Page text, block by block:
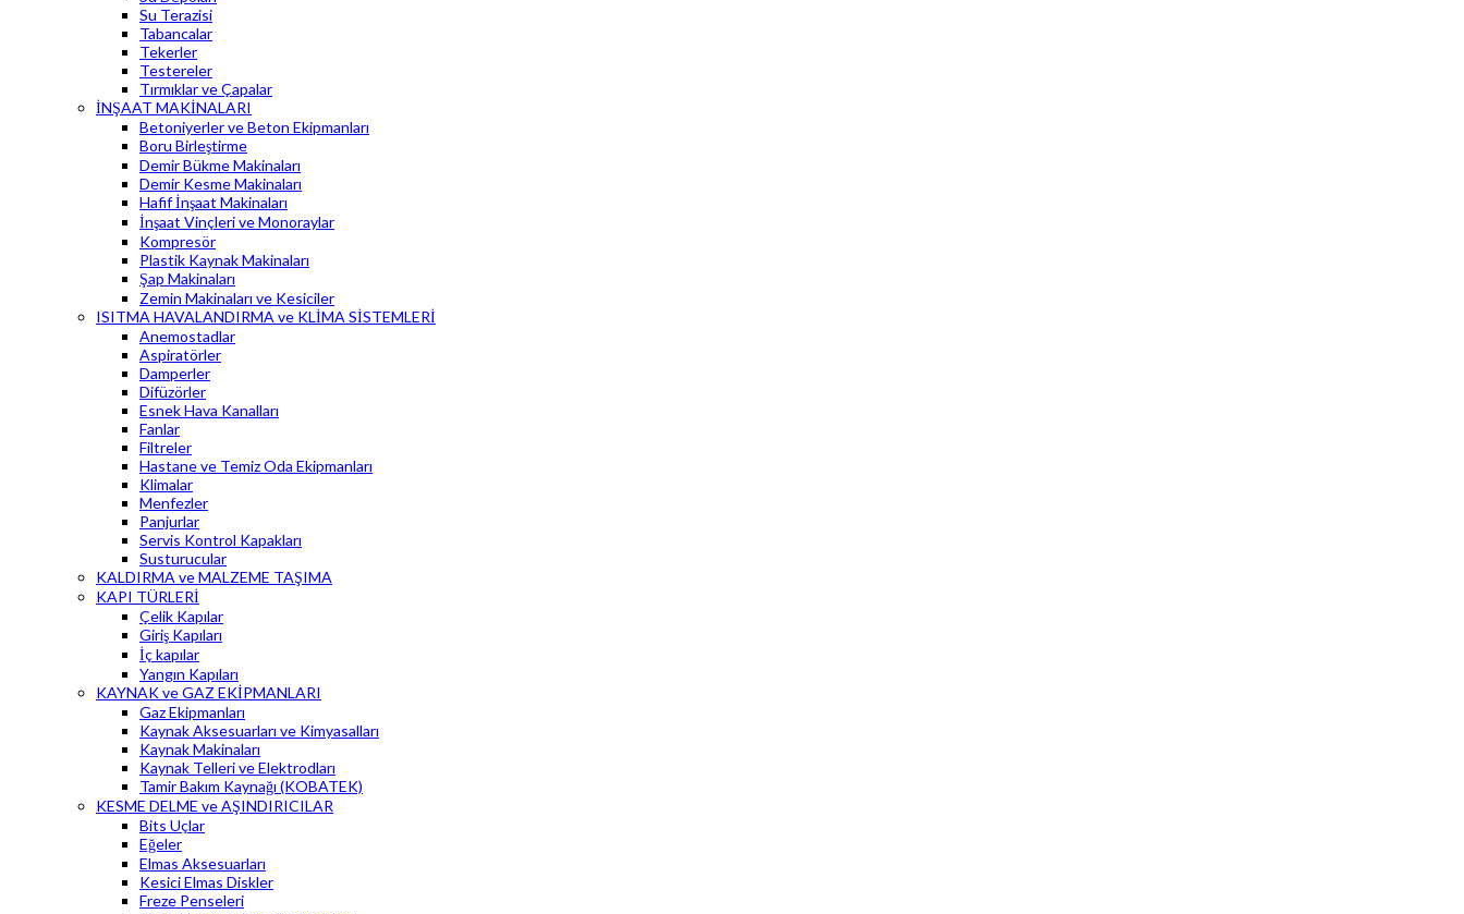
Su Terazisi
Tabancalar
Tekerler
Testereler
Tırmıklar ve Çapalar
İNŞAAT MAKİNALARI
Betoniyerler ve Beton Ekipmanları
Boru Birleştirme
Demir Bükme Makinaları
Demir Kesme Makinaları
Hafif İnşaat Makinaları
İnşaat Vinçleri ve Monoraylar
Kompresör
Plastik Kaynak Makinaları
Şap Makinaları
Zemin Makinaları ve Kesiciler
ISITMA HAVALANDIRMA ve KLİMA SİSTEMLERİ
Anemostadlar
Aspiratörler
Damperler
Difüzörler
Esnek Hava Kanalları
Fanlar
Filtreler
Hastane ve Temiz Oda Ekipmanları
Klimalar
Menfezler
Panjurlar
Servis Kontrol Kapakları
Susturucular
KALDIRMA ve MALZEME TAŞIMA
KAPI TÜRLERİ
Çelik Kapılar
Giriş Kapıları
İç kapılar
Yangın Kapıları
KAYNAK ve GAZ EKİPMANLARI
Gaz Ekipmanları
Kaynak Aksesuarları ve Kimyasalları
Kaynak Makinaları
Kaynak Telleri ve Elektrodları
Tamir Bakım Kaynağı (KOBATEK)
KESME DELME ve AŞINDIRICILAR
Bits Uçlar
Eğeler
Elmas Aksesuarları
Kesici Elmas Diskler
Freze Penseleri